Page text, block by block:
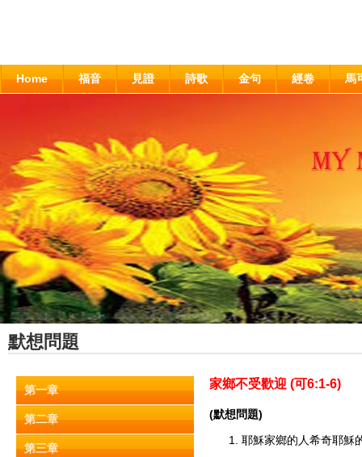
Home 福音 見證 詩歌 金句 經卷 馬
默想問題
第一章
第二章
第三章
家鄉不受歡迎 (可6:1-6)
(默想問題)
耶穌家鄉的人希奇耶穌